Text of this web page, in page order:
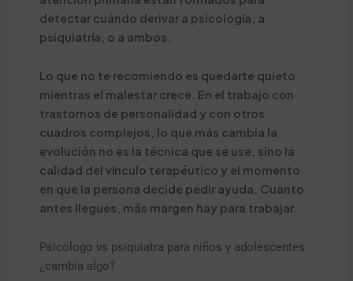
detectar cuándo derivar a psicología, a
psiquiatría, o a ambos.
Lo que no te recomiendo es quedarte quieto
mientras el malestar crece. En el trabajo con
trastornos de personalidad y con otros
cuadros complejos, lo que más cambia la
evolución no es la técnica que se use, sino la
calidad del vínculo terapéutico y el momento
en que la persona decide pedir ayuda. Cuanto
antes llegues, más margen hay para trabajar.
Psicólogo vs psiquiatra para niños y adolescentes:
¿cambia algo?